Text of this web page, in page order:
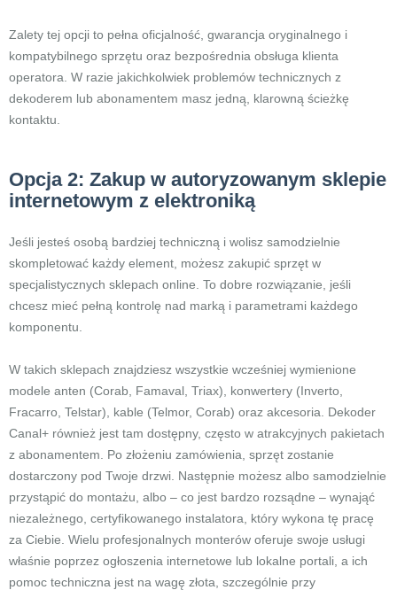
Zalety tej opcji to pełna oficjalność, gwarancja oryginalnego i
kompatybilnego sprzętu oraz bezpośrednia obsługa klienta
operatora. W razie jakichkolwiek problemów technicznych z
dekoderem lub abonamentem masz jedną, klarowną ścieżkę
kontaktu.
Opcja 2: Zakup w autoryzowanym sklepie
internetowym z elektroniką
Jeśli jesteś osobą bardziej techniczną i wolisz samodzielnie
skompletować każdy element, możesz zakupić sprzęt w
specjalistycznych sklepach online. To dobre rozwiązanie, jeśli
chcesz mieć pełną kontrolę nad marką i parametrami każdego
komponentu.
W takich sklepach znajdziesz wszystkie wcześniej wymienione
modele anten (Corab, Famaval, Triax), konwertery (Inverto,
Fracarro, Telstar), kable (Telmor, Corab) oraz akcesoria. Dekoder
Canal+ również jest tam dostępny, często w atrakcyjnych pakietach
z abonamentem. Po złożeniu zamówienia, sprzęt zostanie
dostarczony pod Twoje drzwi. Następnie możesz albo samodzielnie
przystąpić do montażu, albo – co jest bardzo rozsądne – wynająć
niezależnego, certyfikowanego instalatora, który wykona tę pracę
za Ciebie. Wielu profesjonalnych monterów oferuje swoje usługi
właśnie poprzez ogłoszenia internetowe lub lokalne portali, a ich
pomoc techniczna jest na wagę złota, szczególnie przy